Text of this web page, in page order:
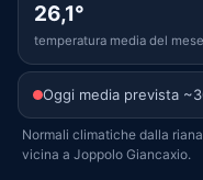
26,1°
temperatura media del mese
Oggi media prevista
Normali climatiche dalla
vicina a Joppolo Giancaxio.